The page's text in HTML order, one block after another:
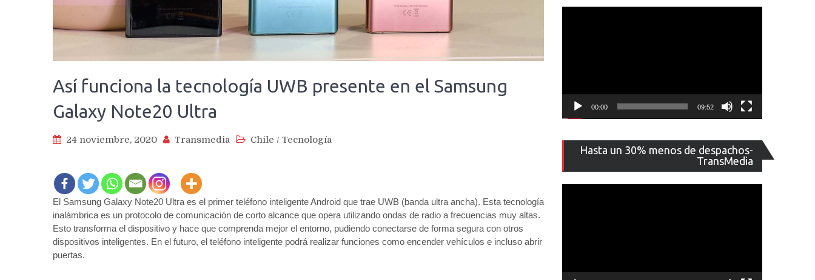
Así funciona la tecnología UWB presente en el Samsung
Galaxy Note20 Ultra
24 noviembre, 2020 Transmedia Chile / Tecnología
El Samsung Galaxy Note20 Ultra es el primer teléfono inteligente Android que trae UWB (banda ultra ancha). Esta tecnología
inalámbrica es un protocolo de comunicación de corto alcance que opera utilizando ondas de radio a frecuencias muy altas.
Esto transforma el dispositivo y hace que comprenda mejor el entorno, pudiendo conectarse de forma segura con otros
dispositivos inteligentes. En el futuro, el teléfono inteligente podrá realizar funciones como encender vehículos e incluso abrir
puertas.
00:00 09:52
Hasta un 30% menos de despachos-
TransMedia
de
vídeo